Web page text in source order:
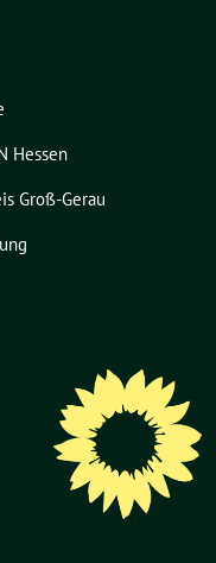
Hessen
Groß-Gerau